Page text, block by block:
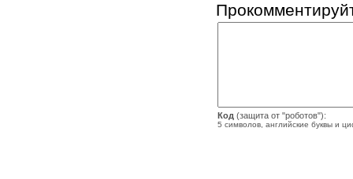
Код (защита от "роботов"):
5 символов, английские буквы и